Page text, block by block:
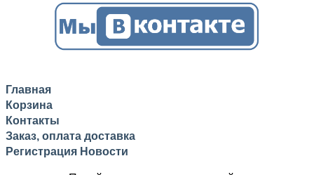
Главная
Корзина
Контакты
Заказ, оплата доставка
Регистрация Новости